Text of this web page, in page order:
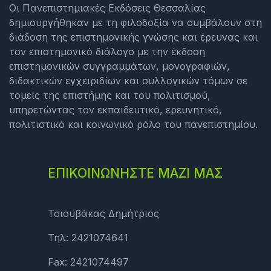
Οι Πανεπιστημιακές Εκδόσεις Θεσσαλίας
δημιουργήθηκαν με τη φιλοδοξία να συμβάλουν στη
διάδοση της επιστημονικής γνώσης και έρευνας και
τον επιστημονικό διάλογο με την έκδοση
επιστημονικών συγγραμμάτων, μονογραφιών,
διδακτικών εγχειριδίων και συλλογικών τόμων σε
τομείς της επιστήμης και του πολιτισμού,
υπηρετώντας τον εκπαιδευτικό, ερευνητικό,
πολιτιστικό και κοινωνικό ρόλο του πανεπιστημίου.
ΕΠΙΚΟΙΝΩΝΗΣΤΕ ΜΑΖΙ ΜΑΣ
Τσιουβάκας Δημήτριος
Τηλ: 2421074641
Fax: 2421074497